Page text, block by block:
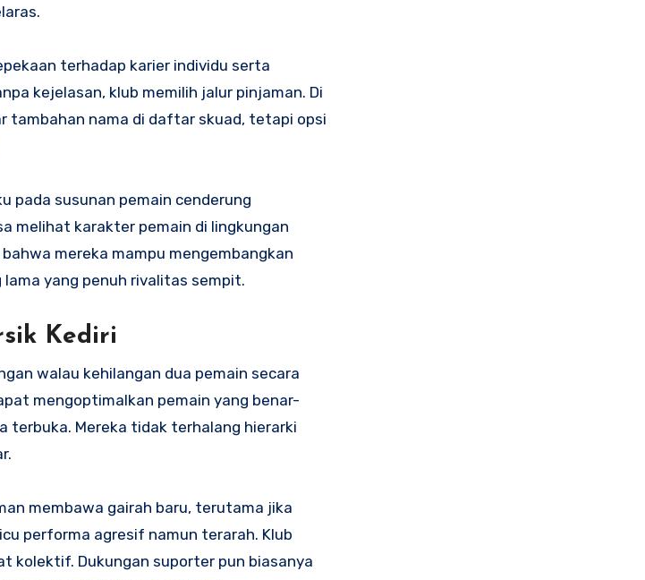
terhadap karier individu serta
kejelasan, klub memilih jalur pinjaman. Di
tambahan nama di daftar skuad, tetapi opsi
pada susunan pemain cenderung
melihat karakter pemain di lingkungan
mereka mampu mengembangkan
yang penuh rivalitas sempit.
Kediri
walau kehilangan dua pemain secara
mengoptimalkan pemain yang benar-
terbuka. Mereka tidak terhalang hierarki
membawa gairah baru, terutama jika
performa agresif namun terarah. Klub
kolektif. Dukungan suporter pun biasanya